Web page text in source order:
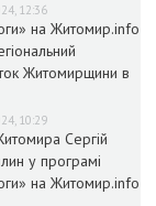
12:36
на Житомир.info
Житомирщини в
10:29
Сергій
у програмі
на Житомир.info